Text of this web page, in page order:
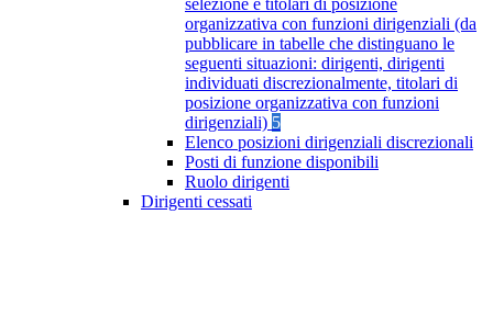
selezione e titolari di posizione
organizzativa con funzioni dirigenziali (da
pubblicare in tabelle che distinguano le
seguenti situazioni: dirigenti, dirigenti
individuati discrezionalmente, titolari di
posizione organizzativa con funzioni
dirigenziali) 5
Elenco posizioni dirigenziali discrezionali
Posti di funzione disponibili
Ruolo dirigenti
Dirigenti cessati